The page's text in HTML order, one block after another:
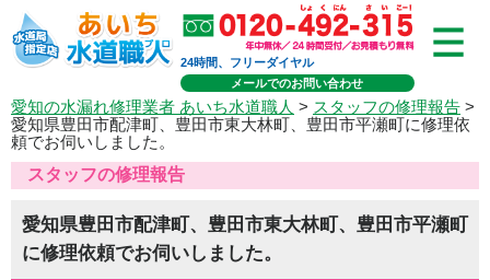
24時間、フリーダイヤル
メールでのお問い合わせ
愛知の水漏れ修理業者 あいち水道職人 > スタッフの修理報告 >
愛知県豊田市配津町、豊田市東大林町、豊田市平瀬町に修理依
頼でお伺いしました。
スタッフの修理報告
愛知県豊田市配津町、豊田市東大林町、豊田市平瀬町
に修理依頼でお伺いしました。